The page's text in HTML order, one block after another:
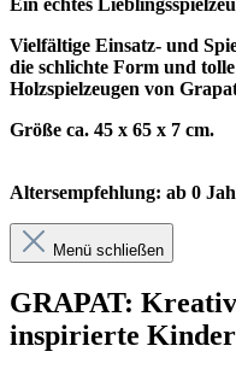
Ein echtes
Vielfältige Einsatz- und
die schlichte Form und
Holzspielzeugen von
Größe ca. 45 x 65 x 7 cm.
Altersempfehlung: ab 0
Menü schließen
GRAPAT:
inspirierte Kinder